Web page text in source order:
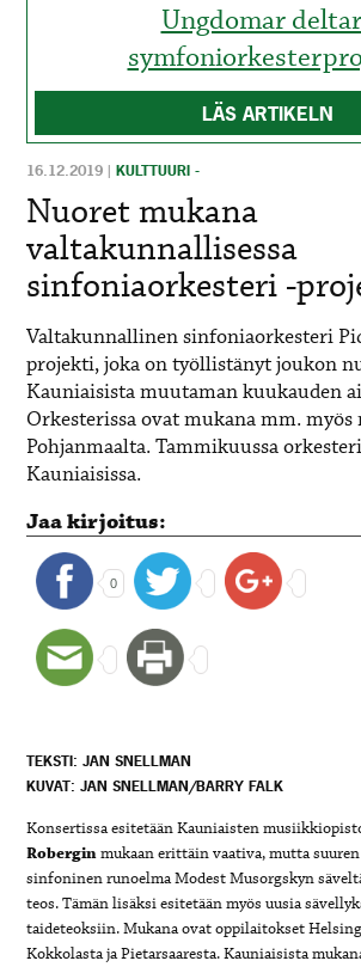
Ungdomar
LÄS ARTIKELN
16.12.2019 |KULTTUURI -
Nuoret mukana
valtakunnallisessa
sinfoniaorkesteri -
Valtakunnallinen sinfoniaorkesteri
projekti, joka on työllistänyt joukon
Kauniaisista muutaman kuukauden
Orkesterissa ovat mukana mm.
Pohjanmaalta. Tammikuussa
Kauniaisissa.
Jaa kirjoitus:
0
TEKSTI: JAN SNELLMAN
KUVAT: JAN SNELLMAN/BARRY FALK
Konsertissa esitetään Kauniaisten
Roberginmukaan erittäin vaativa, mutta
sinfoninen runoelma Modest Musorgskyn
teos. Tämän lisäksi esitetään myös uusia
taideteoksiin. Mukana ovat oppilaitokset
Kokkolasta ja Pietarsaaresta. Kauniaisista